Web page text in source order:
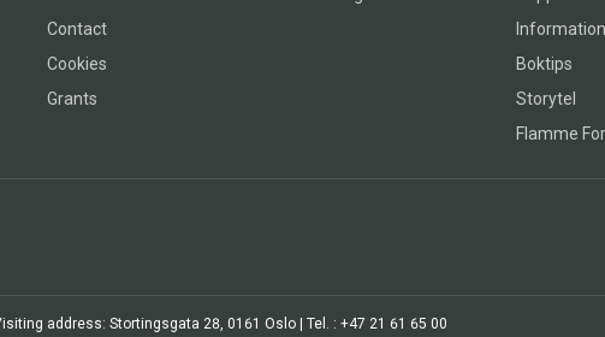
Contact
Cookies
Grants
Boktips
Storytel
Flamme
address: Stortingsgata 28, 0161 Oslo | Tel. : +47 21 61 65 00